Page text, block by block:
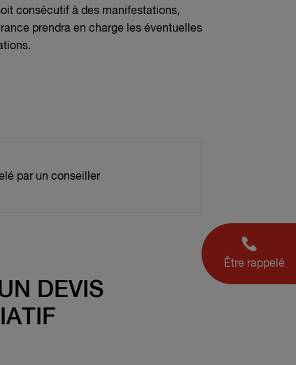
Être rappelé
consécutif à des manifestations,
prendra en charge les éventuelles
par un conseiller
DEVIS